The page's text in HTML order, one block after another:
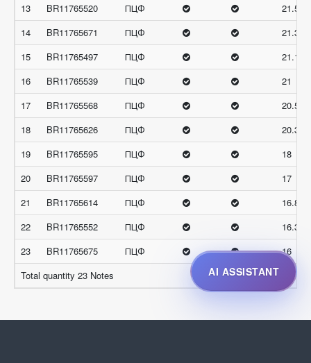
13
BR11765520 ПЦФ
21.5
14
BR11765671 ПЦФ
21.33
15
BR11765497 ПЦФ
21.16
16
BR11765539 ПЦФ
21
17
BR11765568 ПЦФ
20.5
18
BR11765626 ПЦФ
20.33
19
BR11765595 ПЦФ
18
20
BR11765597 ПЦФ
17
21
BR11765614 ПЦФ
16.83
22
BR11765552 ПЦФ
16.33
23
BR11765675 ПЦФ
16
Total quantity 23 Notes
AI ASSISTANT